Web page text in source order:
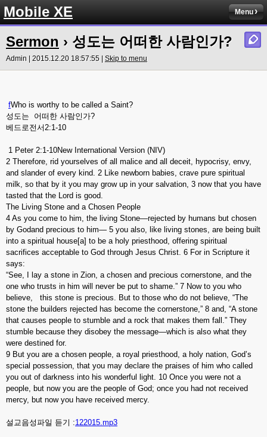
Mobile XE Menu
Sermon › 성도는 어떠한 사람인가?
Admin | 2015.12.20 18:57:55 | Skip to menu
fWho is worthy to be called a Saint?
성도는 어떠한 사람인가?
베드로전서2:1-10
1 Peter 2:1-10New International Version (NIV)
2 Therefore, rid yourselves of all malice and all deceit, hypocrisy, envy,
and slander of every kind. 2 Like newborn babies, crave pure spiritual
milk, so that by it you may grow up in your salvation, 3 now that you have
tasted that the Lord is good.
The Living Stone and a Chosen People
4 As you come to him, the living Stone—rejected by humans but chosen
by Godand precious to him— 5 you also, like living stones, are being built
into a spiritual house[a] to be a holy priesthood, offering spiritual
sacrifices acceptable to God through Jesus Christ. 6 For in Scripture it
says:
“See, I lay a stone in Zion, a chosen and precious cornerstone, and the
one who trusts in him will never be put to shame.” 7 Now to you who
believe, this stone is precious. But to those who do not believe, “The
stone the builders rejected has become the cornerstone,” 8 and, “A stone
that causes people to stumble and a rock that makes them fall.” They
stumble because they disobey the message—which is also what they
were destined for.
9 But you are a chosen people, a royal priesthood, a holy nation, God’s
special possession, that you may declare the praises of him who called
you out of darkness into his wonderful light. 10 Once you were not a
people, but now you are the people of God; once you had not received
mercy, but now you have received mercy.
설교음성파일 듣기 :122015.mp3